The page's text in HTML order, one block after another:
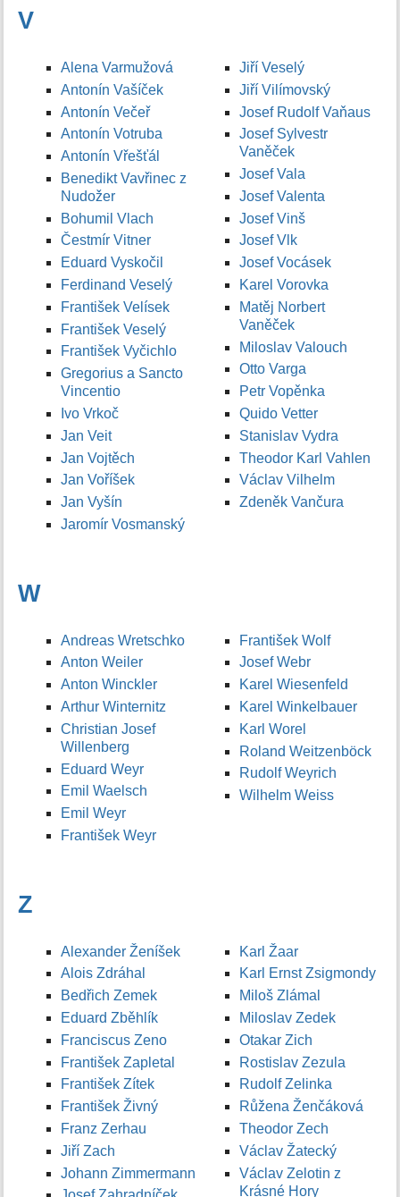
V
Alena Varmužová
Antonín Vašíček
Antonín Večeř
Antonín Votruba
Antonín Vřešťál
Benedikt Vavřinec z
Nudožer
Bohumil Vlach
Čestmír Vitner
Eduard Vyskočil
Ferdinand Veselý
František Velísek
František Veselý
František Vyčichlo
Gregorius a Sancto
Vincentio
Ivo Vrkoč
Jan Veit
Jan Vojtěch
Jan Voříšek
Jan Vyšín
Jaromír Vosmanský
Jiří Veselý
Jiří Vilímovský
Josef Rudolf Vaňaus
Josef Sylvestr
Vaněček
Josef Vala
Josef Valenta
Josef Vinš
Josef Vlk
Josef Vocásek
Karel Vorovka
Matěj Norbert
Vaněček
Miloslav Valouch
Otto Varga
Petr Vopěnka
Quido Vetter
Stanislav Vydra
Theodor Karl Vahlen
Václav Vilhelm
Zdeněk Vančura
W
Andreas Wretschko
Anton Weiler
Anton Winckler
Arthur Winternitz
Christian Josef
Willenberg
Eduard Weyr
Emil Waelsch
Emil Weyr
František Weyr
František Wolf
Josef Webr
Karel Wiesenfeld
Karel Winkelbauer
Karl Worel
Roland Weitzenböck
Rudolf Weyrich
Wilhelm Weiss
Z
Alexander Ženíšek
Alois Zdráhal
Bedřich Zemek
Eduard Zběhlík
Franciscus Zeno
František Zapletal
František Zítek
František Živný
Franz Zerhau
Jiří Zach
Johann Zimmermann
Karl Žaar
Karl Ernst Zsigmondy
Miloš Zlámal
Miloslav Zedek
Otakar Zich
Rostislav Zezula
Rudolf Zelinka
Růžena Ženčáková
Theodor Zech
Václav Žatecký
Václav Zelotin z
Krásné Hory